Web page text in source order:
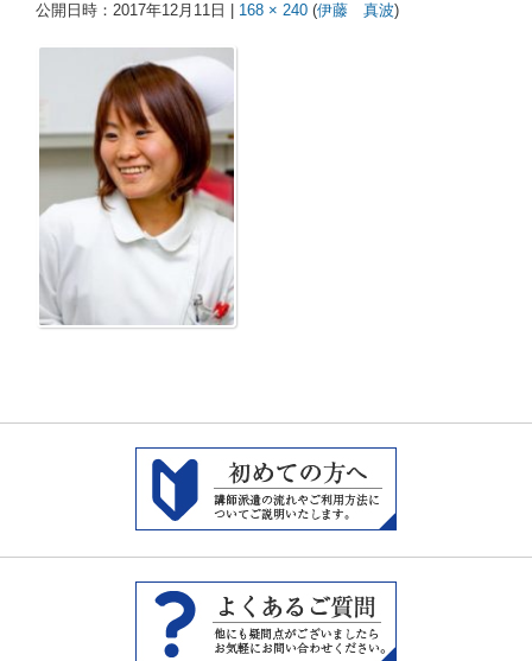
公開日時： 2017年12月11日 168 × 240 (伊藤 真波)